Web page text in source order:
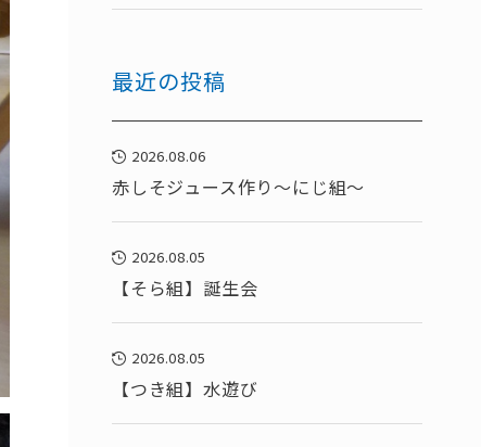
最近の投稿
2026.08.06
赤しそジュース作り～にじ組～
2026.08.05
【そら組】誕生会
2026.08.05
【つき組】水遊び